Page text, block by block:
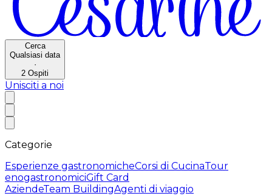
Cerca
Qualsiasi data
·
2 Ospiti
Unisciti a noi
Categorie
Esperienze gastronomicheCorsi di CucinaTour
enogastronomiciGift Card
AziendeTeam BuildingAgenti di viaggio